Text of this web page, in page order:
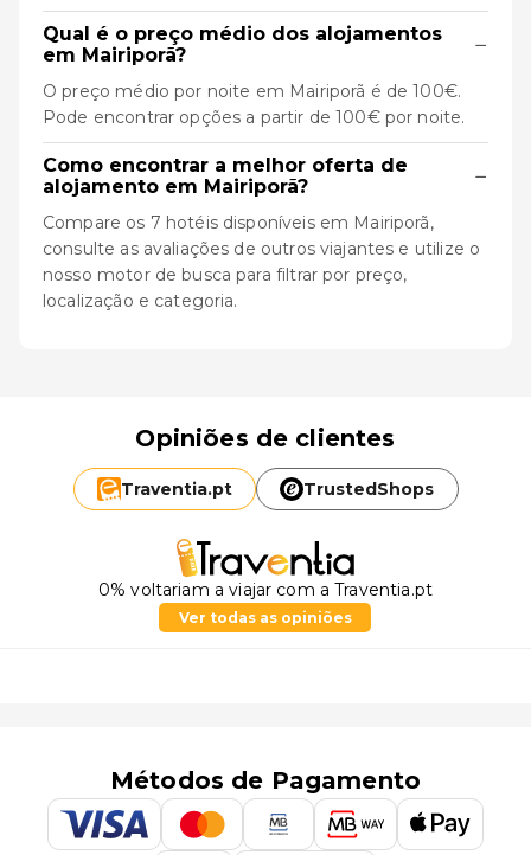
Qual é o preço médio dos alojamentos
em Mairiporã?
−
O preço médio por noite em Mairiporã é de 100€.
Pode encontrar opções a partir de 100€ por noite.
Como encontrar a melhor oferta de
alojamento em Mairiporã?
−
Compare os 7 hotéis disponíveis em Mairiporã,
consulte as avaliações de outros viajantes e utilize o
nosso motor de busca para filtrar por preço,
localização e categoria.
Opiniões de clientes
Traventia.pt TrustedShops
0% voltariam a viajar com a Traventia.pt
Ver todas as opiniões
Métodos de Pagamento